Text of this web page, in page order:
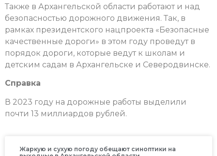
Также в Архангельской области работают и над
безопасностью дорожного движения. Так, в
рамках президентского нацпроекта «Безопасные
качественные дороги» в этом году проведут в
порядок дороги, которые ведут к школам и
детским садам в Архангельске и Северодвинске.
Справка
В 2023 году на дорожные работы выделили
почти 13 миллиардов рублей.
Жаркую и сухую погоду обещают синоптики на